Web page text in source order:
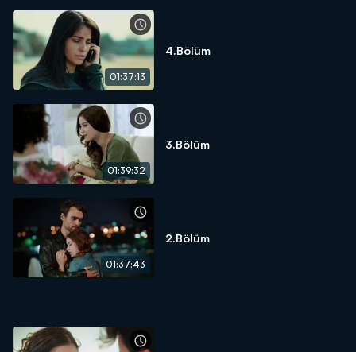
01:37:13
4.Bölüm
01:39:32
3.Bölüm
01:37:43
2.Bölüm